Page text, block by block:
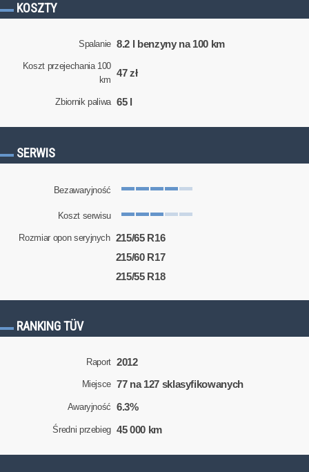
KOSZTY
Spalanie 8.2 l benzyny na 100 km
Koszt przejechania 100
km
47 zł
Zbiornik paliwa 65 l
SERWIS
Bezawaryjność
Koszt serwisu
Rozmiar opon seryjnych 215/65 R16
215/60 R17
215/55 R18
RANKING TÜV
Raport 2012
Miejsce 77 na 127 sklasyfikowanych
Awaryjność 6.3%
Średni przebieg 45 000 km